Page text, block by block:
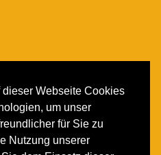
Webseite Cookies
um unser
für Sie zu
Nutzung unserer